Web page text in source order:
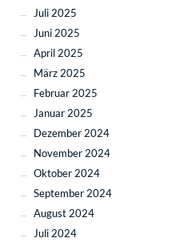
Juli 2025
Juni 2025
April 2025
März 2025
Februar 2025
Januar 2025
Dezember 2024
November 2024
Oktober 2024
September 2024
August 2024
Juli 2024